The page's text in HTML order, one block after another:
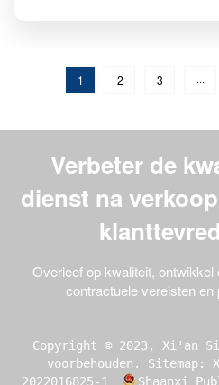
1 2 3 ···
Verbeter de
dienst na
Overleef op kwaliteit, ontwikkel
contractuele vereisten en
Copyright © 2023, Xi'an
voorbehouden. Sitemap:
2022016825-1
Shaanxi